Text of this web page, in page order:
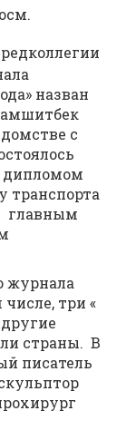
назван
с
дипломом
главным
журнала
числе, три «
страны. В
писатель